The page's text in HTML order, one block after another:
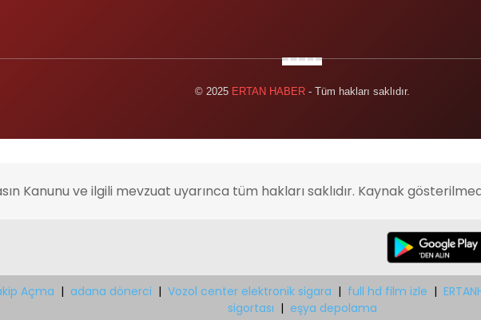
© 2025 ERTAN HABER- Tüm hakları saklıdır.
Kanunu ve ilgili mevzuat uyarınca tüm hakları saklıdır. Kaynak
Açma | adana dönerci | Vozol center elektronik sigara | full hd film izle |
sigortası | eşya depolama